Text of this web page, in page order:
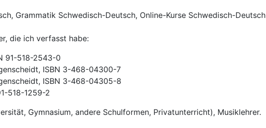
Grammatik Schwedisch-Deutsch, Online-Kurse Schwedisch-Deutsch
die ich verfasst habe:
91-518-2543-0
ISBN 3-468-04300-7
ISBN 3-468-04305-8
518-1259-2
Gymnasium, andere Schulformen, Privatunterricht), Musiklehrer.